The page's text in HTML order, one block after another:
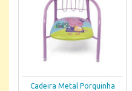
Cadeira Metal Porquinha